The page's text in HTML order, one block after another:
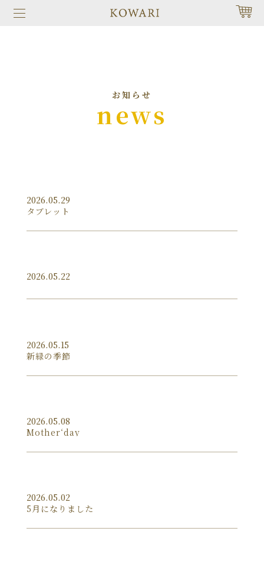
お知らせ
news
2026.05.29
タブレット
2026.05.22
2026.05.15
新緑の季節
2026.05.08
Mother‘day
2026.05.02
5月になりました